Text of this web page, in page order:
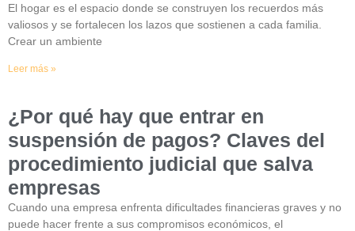
El hogar es el espacio donde se construyen los recuerdos más
valiosos y se fortalecen los lazos que sostienen a cada familia.
Crear un ambiente
Leer más »
¿Por qué hay que entrar en
suspensión de pagos? Claves del
procedimiento judicial que salva
empresas
Cuando una empresa enfrenta dificultades financieras graves y no
puede hacer frente a sus compromisos económicos, el